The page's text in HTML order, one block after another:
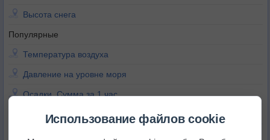
Высота снега
Популярные
Температура воздуха
Давление на уровне моря
Осадки. Сумма за 1 час
Осадки. Сумма за 3 часа
Использование файлов cookie